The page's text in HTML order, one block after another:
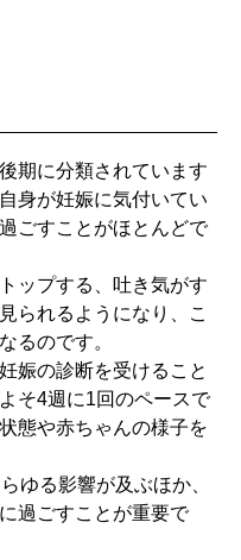
期に分類されています
身が妊娠に気付いてい
ごすことがほとんどで
ップする、吐き気がす
られるようになり、こ
るのです。
娠の診断を受けること
そ4週に1回のペースで
態や赤ちゃんの様子を
ゆる影響が及ぶほか、
過ごすことが重要で